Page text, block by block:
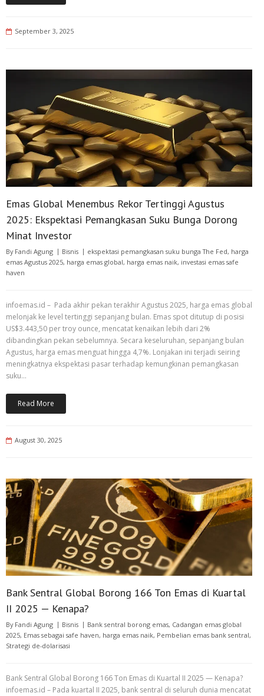
September 3, 2025
Emas Global Menembus Rekor Tertinggi Agustus
2025: Ekspektasi Pemangkasan Suku Bunga Dorong
Minat Investor
By Fandi Agung Bisnis ekspektasi pemangkasan suku bunga The Fed, harga
emas Agustus 2025, harga emas global, harga emas naik, investasi emas safe
haven
infoemas.id – Pada akhir pekan terakhir Agustus 2025, harga emas global
melonjak ke level tertinggi sepanjang bulan. Emas spot ditutup di posisi
US$3.443,50 per troy ounce, mencatat kenaikan lebih dari 2%
dibandingkan pekan sebelumnya. Secara keseluruhan, sepanjang bulan
Agustus, harga emas menguat hingga 4,7%. Lonjakan ini terjadi seiring
meningkatnya ekspektasi pasar terhadap kemungkinan pemangkasan
suku…
Read More
August 30, 2025
Bank Sentral Global Borong 166 Ton Emas di Kuartal
II 2025 — Kenapa?
By Fandi Agung Bisnis Bank sentral borong emas, Cadangan emas global
2025, Emas sebagai safe haven, harga emas naik, Pembelian emas bank sentral,
Strategi de-dolarisasi
Bank Sentral Global Borong 166 Ton Emas di Kuartal II 2025 — Kenapa?
infoemas.id – Pada kuartal II 2025, bank sentral di seluruh dunia mencatat